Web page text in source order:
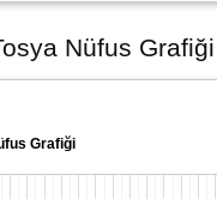
Nüfus Grafiği
Grafiği